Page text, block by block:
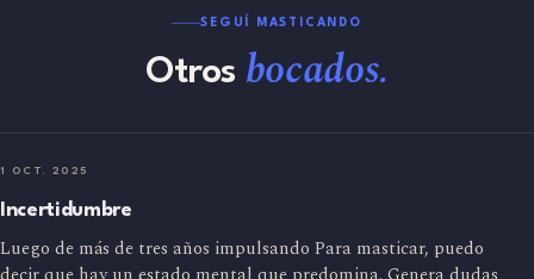
SEGUÍ MASTICANDO
Otros bocados.
1 OCT. 2025
Incertidumbre
Luego de más de tres años impulsando Para masticar, puedo